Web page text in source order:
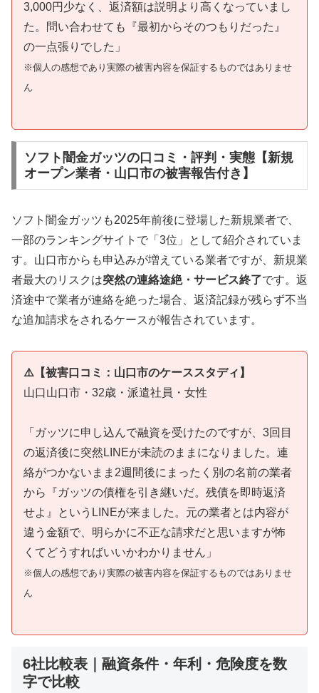
3,000円少なく、返済額は説明より高くなっていまし
た。問い合わせても『最初からそのつもりだった』
の一点張りでした」
※個人の感想であり実際の被害内容を保証するものではありませ
ん
ソフト闇金ガッツの口コミ・評判・実態【新規
オープン業者・山口市の被害報告付き】
ソフト闇金ガッツも2025年前後に登場した新規業者で、
一部のランキングサイトで「3位」として紹介されていま
す。山口市からも申込みが増えている業者ですが、新規業
者最大のリスクは突然の連絡途絶・サービス終了です。返
済途中で業者が連絡を絶った場合、返済記録が残らず不当
な追加請求をされるケースが報告されています。
⚠️【被害口コミ：山口市のケーススタディ】
山口山口市・32歳・派遣社員・女性
「ガッツに申し込んで融資を受けたのですが、3回目
の返済後に突然LINEが未読のままになりました。連
絡がつかないまま2週間後にまったく別の名前の業者
から『ガッツの債権を引き継いだ。残債を即時返済
せよ』というLINEが来ました。元の業者とは内容が
違う金額で、明らかに不正な請求だと思いますが怖
くてどうすればいいかわかりません」
※個人の感想であり実際の被害内容を保証するものではありませ
ん
6社比較表｜融資条件・年利・危険度を数
字で比較